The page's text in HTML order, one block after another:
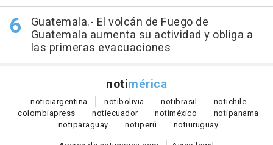
Guatemala.- El volcán de Fuego de
Guatemala aumenta su actividad y obliga a
las primeras evacuaciones
notimérica
noticiargentina notibolivia notibrasil notichile
colombiapress notiecuador notiméxico notipanama
notiparaguay notiperú notiuruguay